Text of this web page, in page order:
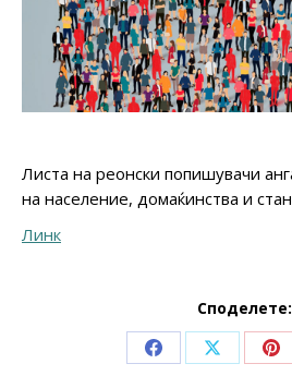
Листа на реонски попишувачи
на население, домаќинства и
Линк
Споделете:
Share Share